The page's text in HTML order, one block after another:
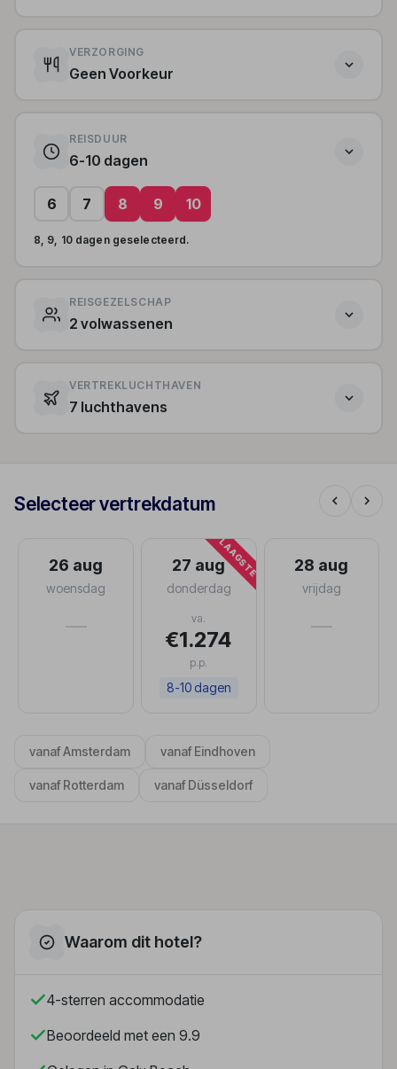
VERZORGING
Geen Voorkeur
REISDUUR
6-10 dagen
6 7 8 9 10
8, 9, 10 dagen geselecteerd.
REISGEZELSCHAP
2 volwassenen
VERTREKLUCHTHAVEN
7 luchthavens
Selecteer vertrekdatum
26 aug
woensdag
—
LAAGSTE
27 aug
donderdag
va.
€1.274
p.p.
8-10 dagen
28 aug
vrijdag
—
vanaf Amsterdam vanaf Eindhoven
vanaf Rotterdam vanaf Düsseldorf
Waarom dit hotel?
4-sterren accommodatie
Beoordeeld met een 9.9